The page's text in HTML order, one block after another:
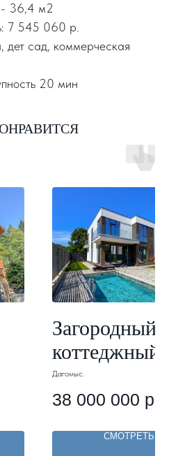
- 36,4 м2
7 545 060 р.
дет сад, коммерческая
20 мин
Загородный
коттеджный
поселок 7
до
. Арт 160
Дагомыс.
38 000 000 р.
СМОТРЕТЬ